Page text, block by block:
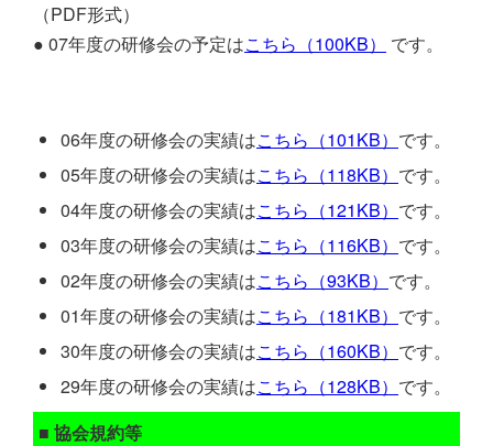
（PDF形式）
● 07年度の研修会の予定はこちら（100KB） です。
06年度の研修会の実績はこちら（101KB） です。
05年度の研修会の実績はこちら（118KB） です。
04年度の研修会の実績はこちら（121KB） です。
03年度の研修会の実績はこちら（116KB） です。
02年度の研修会の実績はこちら（93KB） です。
01年度の研修会の実績はこちら（181KB） です。
30年度の研修会の実績はこちら（160KB） です。
29年度の研修会の実績はこちら（128KB） です。
■ 協会規約等